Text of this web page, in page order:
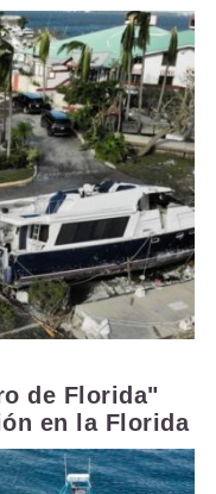
de Florida"
en la Florida